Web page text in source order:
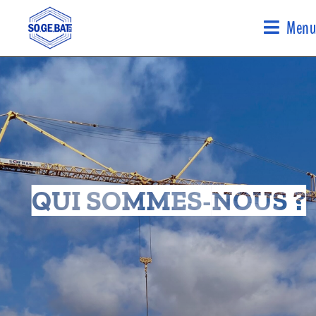
Menu
QUI SOMMES-NOUS ?